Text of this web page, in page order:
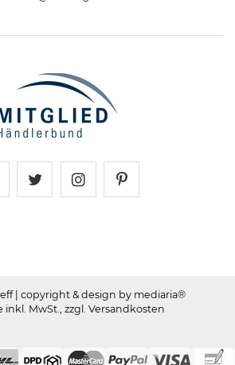
| copyright & design by mediaria®
inkl. MwSt., zzgl. Versandkosten